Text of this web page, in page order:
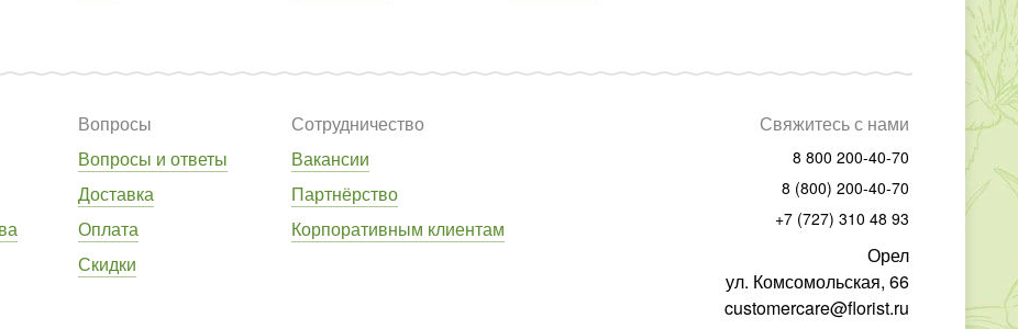
Вопросы
Вопросы и ответы
Доставка
Оплата
Скидки
Сотрудничество
Вакансии
Партнёрство
Корпоративным клиентам
Свяжитесь с нами
8 800 200-40-70
8 (800) 200-40-70
+7 (727) 310 48 93
Орел
ул. Комсомольская, 66
customercare@florist.ru